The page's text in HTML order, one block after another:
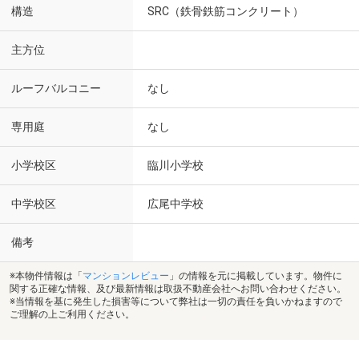
構造 SRC（鉄骨鉄筋コンクリート）
主方位
ルーフバルコニー なし
専用庭 なし
小学校区 臨川小学校
中学校区 広尾中学校
備考
※本物件情報は「 マンションレビュー 」の情報を元に掲載しています。物件に
関する正確な情報、及び最新情報は取扱不動産会社へお問い合わせください。
※当情報を基に発生した損害等について弊社は一切の責任を負いかねますので
ご理解の上ご利用ください。